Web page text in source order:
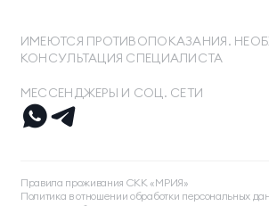
ТЕЛЕФОН ДЛЯ СВЯЗИ
ДОПОЛНИТЕЛЬНЫЙ ТЕЛЕФОН ДЛЯ СВЯЗИ
ИМЕЮТСЯ ПРОТИВОПОКАЗАНИЯ.
КОНСУЛЬТАЦИЯ СПЕЦИАЛИСТА
МЕССЕНДЖЕРЫ И СОЦ. СЕТИ
Правила проживания СКК «МРИЯ»
Политика в отношении обработки персональных